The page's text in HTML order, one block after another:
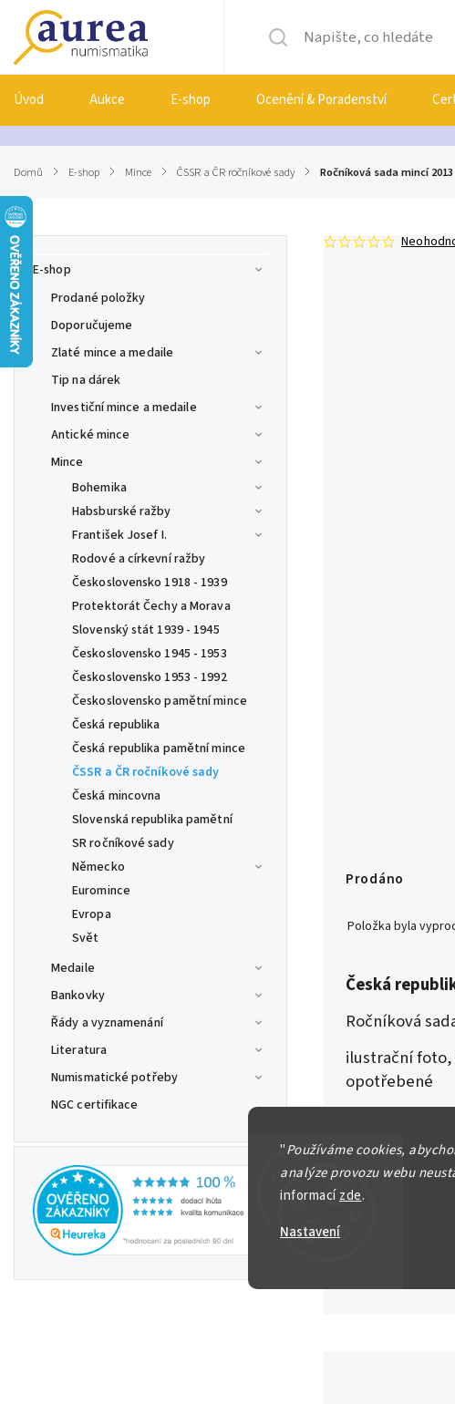
"Používáme cookies,
analýze provozu webu
informacízde.
Nastavení
Úvod Aukce E-shop Ocenění & Poradenství
Domů / E-shop / Mince / ČSSR a ČR ročníkové sady / Ročníková sada mincí
E-shop
Prodané položky
Doporučujeme
Zlaté mince a medaile
Tip na dárek
Investiční mince a medaile
Antické mince
Mince
Bohemika
Habsburské ražby
František Josef I.
Rodové a církevní ražby
Československo 1918 - 1939
Protektorát Čechy a Morava
Slovenský stát 1939 - 1945
Československo 1945 - 1953
Československo 1953 - 1992
Československo pamětní mince
Česká republika
Česká republika pamětní mince
ČSSR a ČR ročníkové sady
Česká mincovna
Slovenská republika pamětní
SR ročníkové sady
Německo
Euromince
Evropa
Svět
Medaile
Bankovky
Řády a vyznamenání
Literatura
Numismatické potřeby
NGC certifikace
Prodáno
Položka byla
Česká
Ročníková
ilustrační
opotřebené